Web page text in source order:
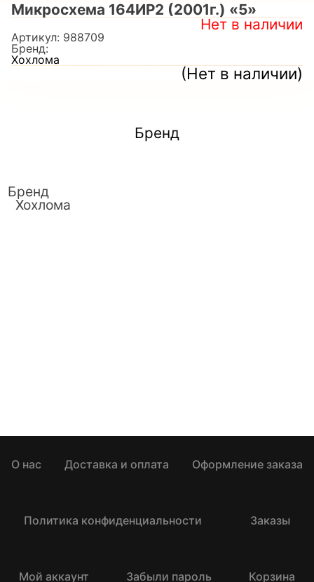
Микросхема 164ИР2 (2001г.) «5»
(Нет в наличии)
Нет в наличии
Артикул: 988709
Бренд:
Хохлома
Бренд
Бренд
Хохлома
О нас Доставка и оплата Оформление заказа
Политика конфиденциальности Заказы
Мой аккаунт Забыли пароль Корзина